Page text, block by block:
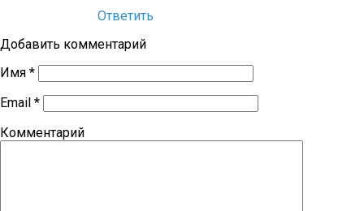
Ответить
Добавить комментарий
Имя *
Email *
Комментарий